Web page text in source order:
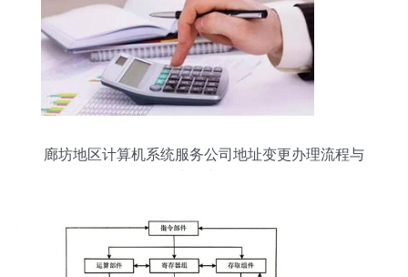
廊坊地区计算机系统服务公司地址变更办理流程与